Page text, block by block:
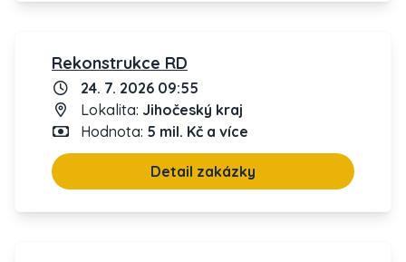
Rekonstrukce RD
24. 7. 2026 09:55
Lokalita: Jihočeský kraj
Hodnota: 5 mil. Kč a více
Detail zakázky